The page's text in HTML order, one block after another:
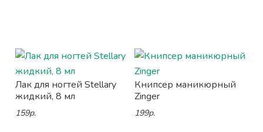
Лак для ногтей Stellary
жидкий, 8 мл
159р.
Книпсер маникюрный
Zinger
199р.